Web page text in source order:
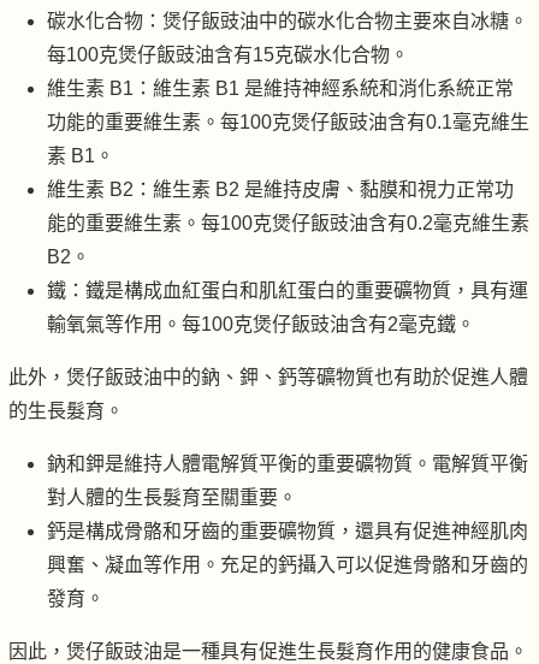
碳水化合物：煲仔飯豉油中的碳水化合物主要來自冰糖。
每100克煲仔飯豉油含有15克碳水化合物。
維生素 B1：維生素 B1 是維持神經系統和消化系統正常
功能的重要維生素。每100克煲仔飯豉油含有0.1毫克維生
素 B1。
維生素 B2：維生素 B2 是維持皮膚、黏膜和視力正常功
能的重要維生素。每100克煲仔飯豉油含有0.2毫克維生素
B2。
鐵：鐵是構成血紅蛋白和肌紅蛋白的重要礦物質，具有運
輸氧氣等作用。每100克煲仔飯豉油含有2毫克鐵。
此外，煲仔飯豉油中的鈉、鉀、鈣等礦物質也有助於促進人體
的生長髮育。
鈉和鉀是維持人體電解質平衡的重要礦物質。電解質平衡
對人體的生長髮育至關重要。
鈣是構成骨骼和牙齒的重要礦物質，還具有促進神經肌肉
興奮、凝血等作用。充足的鈣攝入可以促進骨骼和牙齒的
發育。
因此，煲仔飯豉油是一種具有促進生長髮育作用的健康食品。